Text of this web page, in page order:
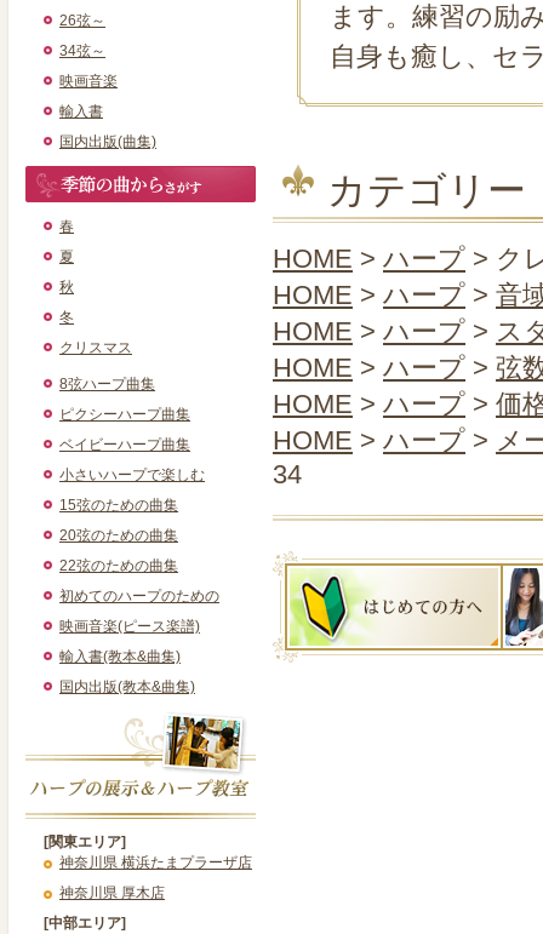
26弦～
34弦～
映画音楽
輸入書
国内出版(曲集)
春
夏
秋
冬
クリスマス
8弦ハープ曲集
ピクシーハープ曲集
ベイビーハープ曲集
小さいハープで楽しむ
15弦のための曲集
20弦のための曲集
22弦のための曲集
初めてのハープのための
映画音楽(ピース楽譜)
輸入書(教本&曲集)
国内出版(教本&曲集)
[関東エリア]
神奈川県 横浜たまプラーザ店
神奈川県 厚木店
[中部エリア]
ます。練習の励
自身も癒し、セ
カテゴリー
HOME > ハープ > ク
HOME > ハープ > 音
HOME > ハープ > ス
HOME > ハープ > 弦
HOME > ハープ > 価
HOME > ハープ > メ
34